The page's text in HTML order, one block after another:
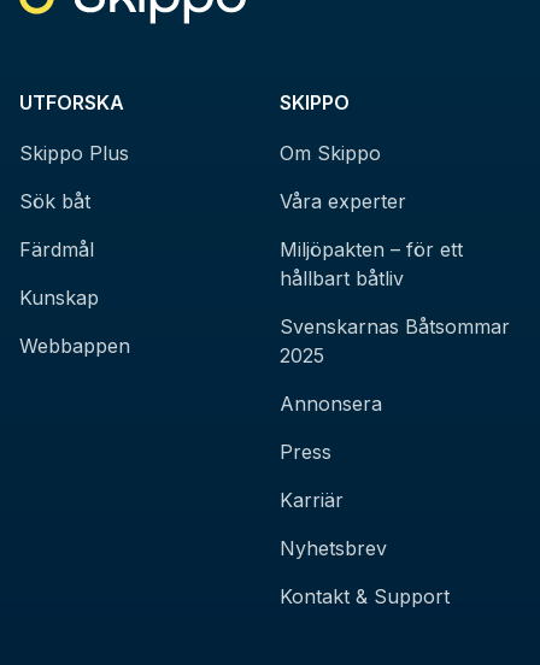
UTFORSKA
Skippo Plus
Sök båt
Färdmål
Kunskap
Webbappen
SKIPPO
Om Skippo
Våra experter
Miljöpakten – för ett
hållbart båtliv
Svenskarnas Båtsommar
2025
Annonsera
Press
Karriär
Nyhetsbrev
Kontakt & Support